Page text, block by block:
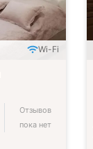
Wi-Fi
Отзывов
пока нет